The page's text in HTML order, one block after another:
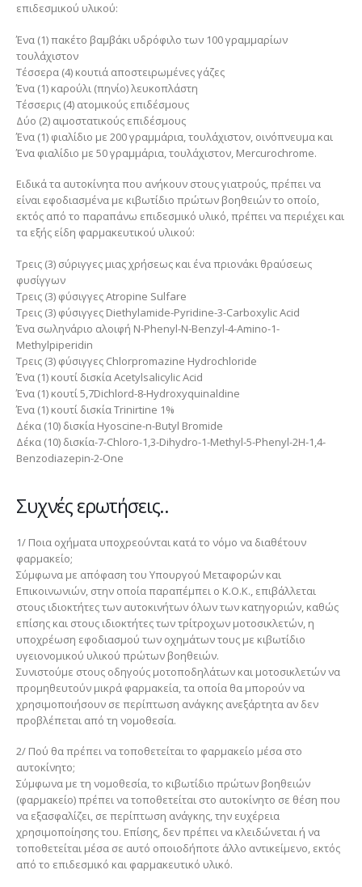
επιδεσμικού υλικού:
Ένα (1) πακέτο βαμβάκι υδρόφιλο των 100 γραμμαρίων
τουλάχιστον
Τέσσερα (4) κουτιά αποστειρωμένες γάζες
Ένα (1) καρούλι (πηνίο) λευκοπλάστη
Τέσσερις (4) ατομικούς επιδέσμους
Δύο (2) αιμοστατικούς επιδέσμους
Ένα (1) φιαλίδιο με 200 γραμμάρια, τουλάχιστον, οινόπνευμα και
Ένα φιαλίδιο με 50 γραμμάρια, τουλάχιστον, Mercurochrome.
Ειδικά τα αυτοκίνητα που ανήκουν στους γιατρούς, πρέπει να
είναι εφοδιασμένα με κιβωτίδιο πρώτων βοηθειών το οποίο,
εκτός από το παραπάνω επιδεσμικό υλικό, πρέπει να περιέχει και
τα εξής είδη φαρμακευτικού υλικού:
Τρεις (3) σύριγγες μιας χρήσεως και ένα πριονάκι θραύσεως
φυσίγγων
Τρεις (3) φύσιγγες Atropine Sulfare
Τρεις (3) φύσιγγες Diethylamide-Pyridine-3-Carboxylic Acid
Ένα σωληνάριο αλοιφή N-Phenyl-N-Benzyl-4-Amino-1-
Methylpiperidin
Τρεις (3) φύσιγγες Chlorpromazine Hydrochloride
Ένα (1) κουτί δισκία Acetylsalicylic Acid
Ένα (1) κουτί 5,7Dichlord-8-Hydroxyquinaldine
Ένα (1) κουτί δισκία Trinirtine 1%
Δέκα (10) δισκία Hyoscine-n-Butyl Bromide
Δέκα (10) δισκία-7-Chloro-1,3-Dihydro-1-Methyl-5-Phenyl-2H-1,4-
Benzodiazepin-2-One
Συχνές ερωτήσεις..
1/ Ποια οχήματα υποχρεούνται κατά το νόμο να διαθέτουν
φαρμακείο;
Σύμφωνα με απόφαση του Υπουργού Μεταφορών και
Επικοινωνιών, στην οποία παραπέμπει ο Κ.Ο.Κ., επιβάλλεται
στους ιδιοκτήτες των αυτοκινήτων όλων των κατηγοριών, καθώς
επίσης και στους ιδιοκτήτες των τρίτροχων μοτοσικλετών, η
υποχρέωση εφοδιασμού των οχημάτων τους με κιβωτίδιο
υγειονομικού υλικού πρώτων βοηθειών.
Συνιστούμε στους οδηγούς μοτοποδηλάτων και μοτοσικλετών να
προμηθευτούν μικρά φαρμακεία, τα οποία θα μπορούν να
χρησιμοποιήσουν σε περίπτωση ανάγκης ανεξάρτητα αν δεν
προβλέπεται από τη νομοθεσία.
2/ Πού θα πρέπει να τοποθετείται το φαρμακείο μέσα στο
αυτοκίνητο;
Σύμφωνα με τη νομοθεσία, το κιβωτίδιο πρώτων βοηθειών
(φαρμακείο) πρέπει να τοποθετείται στο αυτοκίνητο σε θέση που
να εξασφαλίζει, σε περίπτωση ανάγκης, την ευχέρεια
χρησιμοποίησης του. Επίσης, δεν πρέπει να κλειδώνεται ή να
τοποθετείται μέσα σε αυτό οποιοδήποτε άλλο αντικείμενο, εκτός
από το επιδεσμικό και φαρμακευτικό υλικό.